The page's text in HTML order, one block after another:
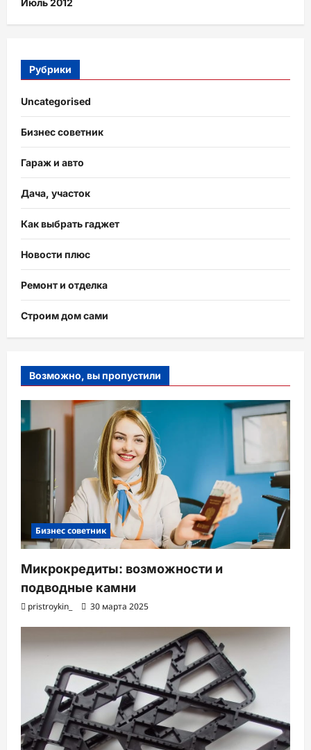
Рубрики
Uncategorised
Бизнес советник
Гараж и авто
Дача, участок
Как выбрать гаджет
Новости плюс
Ремонт и отделка
Строим дом сами
Возможно, вы пропустили
Бизнес советник
Микрокредиты: возможности и
подводные камни
pristroykin_ 30 марта 2025